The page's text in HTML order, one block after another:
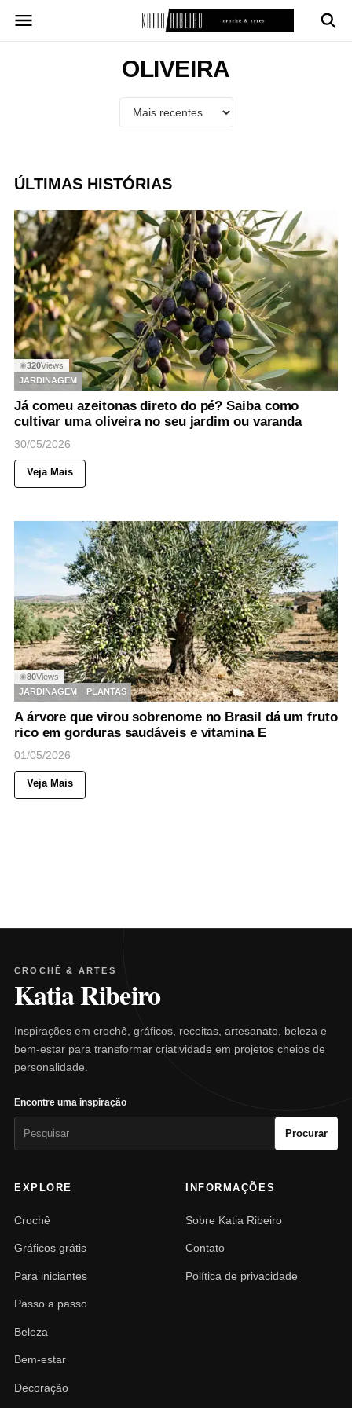
para
OLIVEIRA
ÚLTIMAS HISTÓRIAS
◉320Views
JARDINAGEM
Já comeu azeitonas direto do pé? Saiba como
cultivar uma oliveira no seu jardim ou varanda
30/05/2026
Veja Mais
◉80Views
JARDINAGEM
PLANTAS
A árvore que virou sobrenome no Brasil dá um fruto
rico em gorduras saudáveis e vitamina E
01/05/2026
Veja Mais
CROCHÊ & ARTES
Katia Ribeiro
Inspirações em crochê, gráficos, receitas, artesanato, beleza e
bem-estar para transformar criatividade em projetos cheios de
personalidade.
Encontre uma inspiração
Procurar
EXPLORE
Crochê
Gráficos grátis
Para iniciantes
Passo a passo
Beleza
Bem-estar
Decoração
INFORMAÇÕES
Sobre Katia Ribeiro
Contato
Política de privacidade